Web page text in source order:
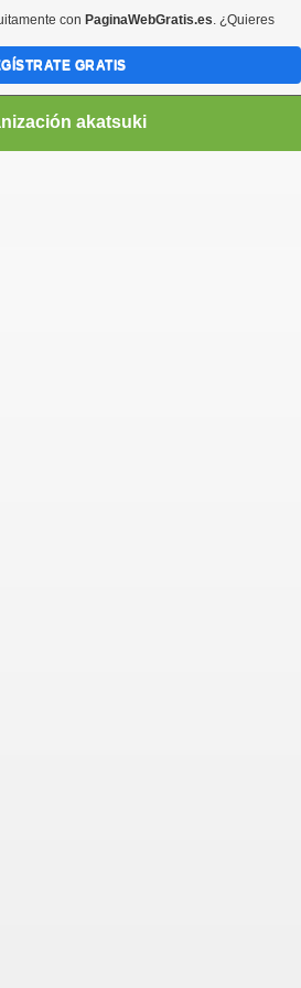
akatsuki
con PaginaWebGratis.es. ¿Quieres
GRATIS